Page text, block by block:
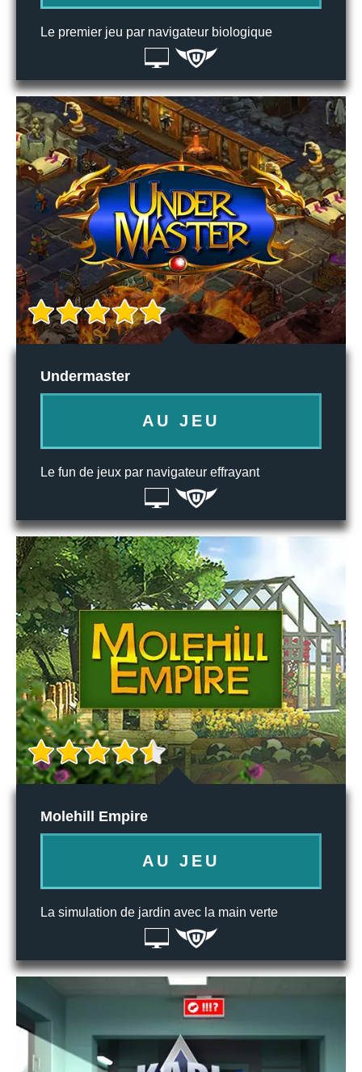
Le premier jeu par navigateur biologique
Undermaster
AU JEU
Le fun de jeux par navigateur effrayant
Molehill Empire
AU JEU
La simulation de jardin avec la main verte